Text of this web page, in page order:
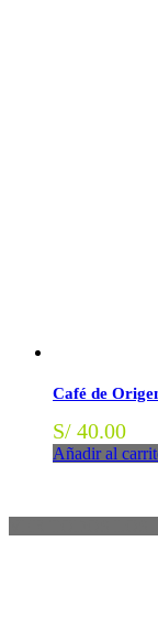
Café de
S/ 40.00
Añadir al